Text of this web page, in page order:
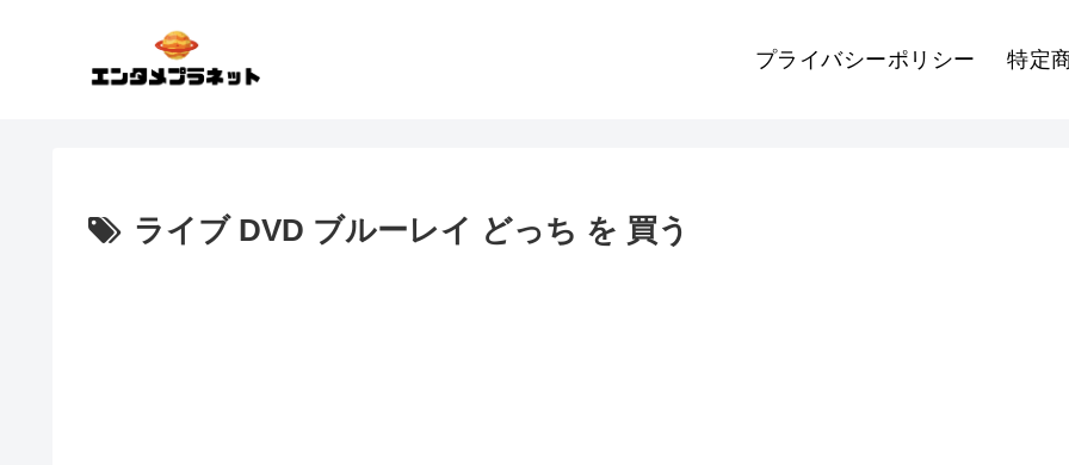
プライバシーポリシー 特定
ライブ DVD ブルーレイ どっち を 買う